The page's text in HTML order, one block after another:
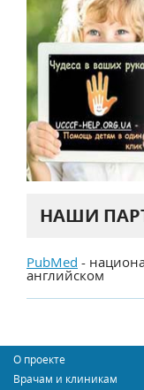
НАШИ
PubMed -
английском
О проекте
Врачам и клиникам